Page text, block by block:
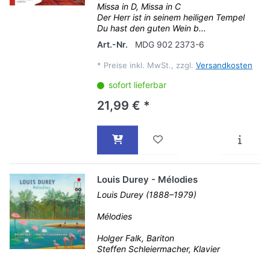
Missa in D, Missa in C
Der Herr ist in seinem heiligen Tempel
Du hast den guten Wein b...
Art.-Nr.
MDG 902 2373-6
* Preise inkl. MwSt., zzgl. Versandkosten
sofort lieferbar
21,99 € *
Louis Durey - Mélodies
Louis Durey (1888–1979)
Mélodies
Holger Falk, Bariton
Steffen Schleiermacher, Klavier